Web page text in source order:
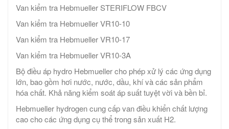
Van kiểm tra Hebmueller STERIFLOW FBCV
Van kiểm tra Hebmueller VR10-10
Van kiểm tra Hebmueller VR10-17
Van kiểm tra Hebmueller VR10-3A
Bộ điều áp hydro Hebmueller cho phép xử lý các ứng dụng
lớn, bao gồm hơi nước, nước, dầu, khí và các sản phẩm
hóa chất. Khả năng kiểm soát áp suất tuyệt vời và bền bỉ.
Hebmueller hydrogen cung cấp van điều khiển chất lượng
cao cho các ứng dụng cụ thể trong sản xuất H2.